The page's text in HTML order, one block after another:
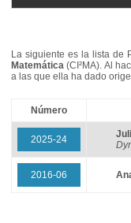
La siguiente es la lista de
Matemática (CI²MA). Al
a las que ella ha dado
Número
2025-24
2016-06